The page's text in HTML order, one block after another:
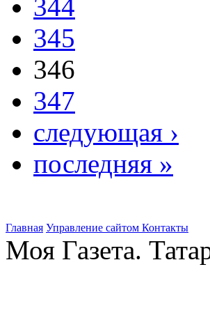
344
345
346
347
следующая ›
последняя »
Главная Управление сайтом Контакты
Моя Газета.